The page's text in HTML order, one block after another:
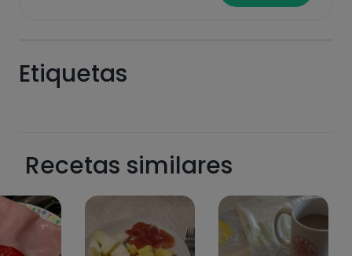
Etiquetas
Recetas similares